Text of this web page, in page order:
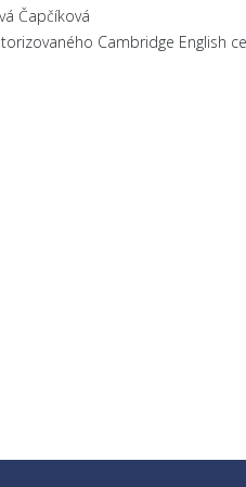
Čapčíková
Cambridge English